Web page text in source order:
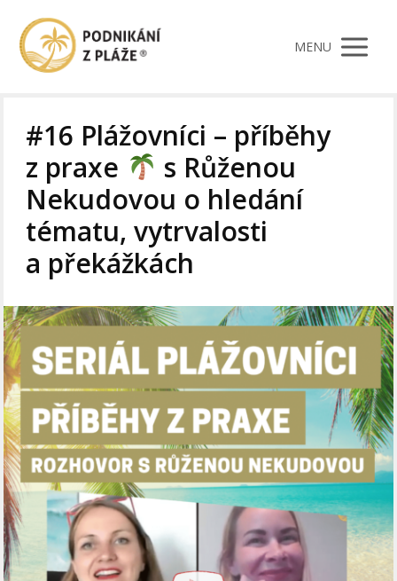
MENU
#16 Plážovníci – příběhy
z praxe
s Růženou
Nekudovou o hledání
tématu, vytrvalosti
a překážkách